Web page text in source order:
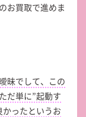
お買取で進めま
昧でして、この
だ単に”起動す
ったというお